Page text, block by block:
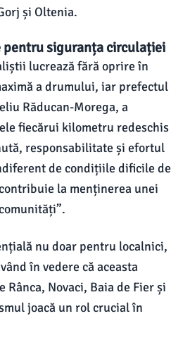
și Oltenia.
siguranța circulației
lucrează fără oprire în
a drumului, iar prefectul
Răducan-Morega, a
fiecărui kilometru redeschis
responsabilitate și efortul
de condițiile dificile de
la menținerea unei
nu doar pentru localnici,
în vedere că aceasta
Rânca, Novaci, Baia de Fier și
joacă un rol crucial în